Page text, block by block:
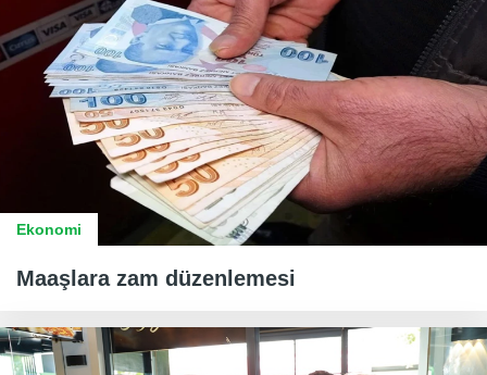
Ekonomi
Maaşlara zam düzenlemesi